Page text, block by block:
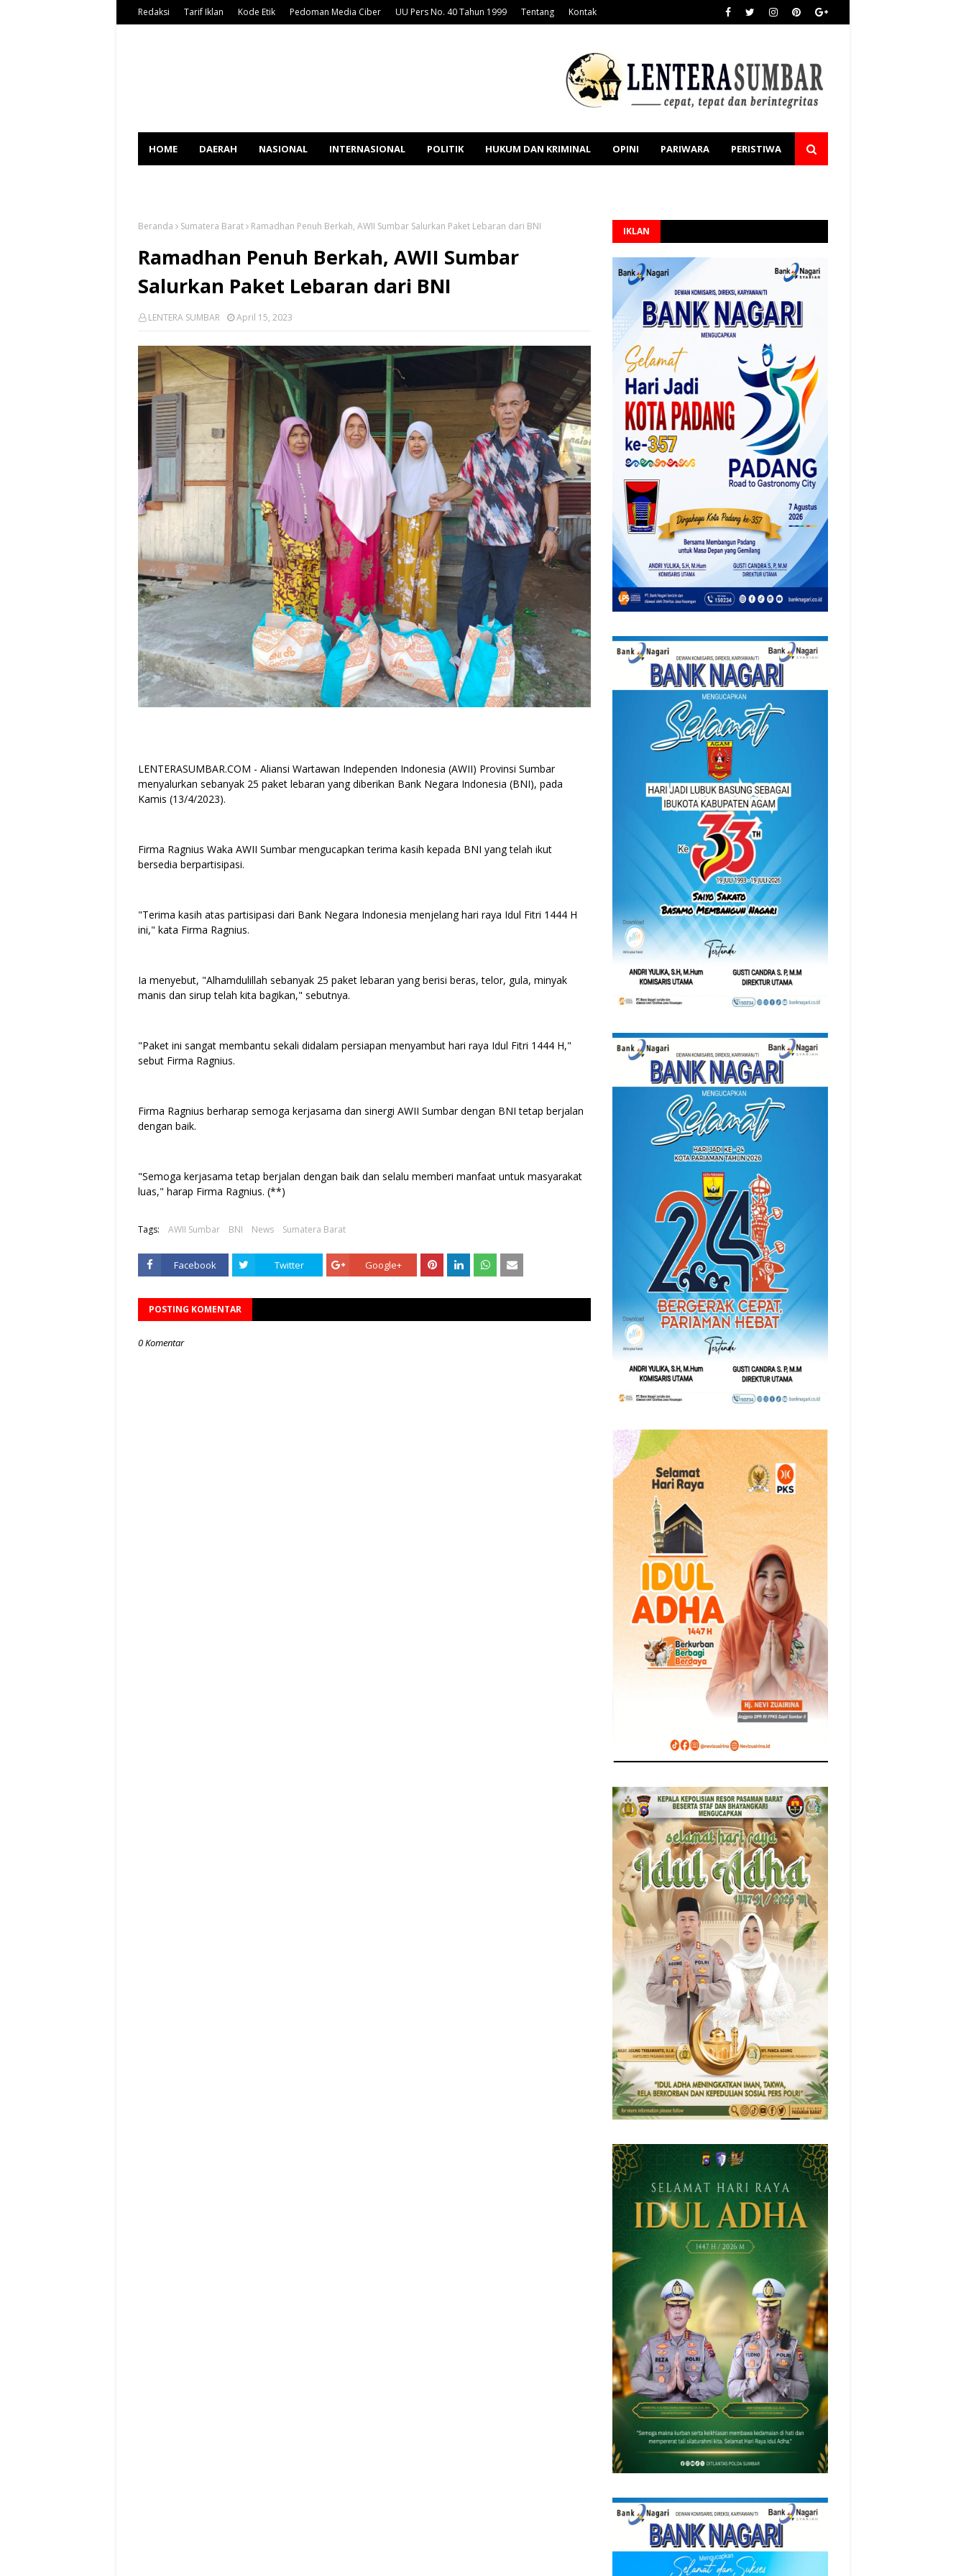
Redaksi Tarif Iklan Kode Etik Pedoman Media Ciber UU Pers No. 40 Tahun 1999 Tentang Kontak
HOME DAERAH NASIONAL INTERNASIONAL POLITIK HUKUM DAN KRIMINAL OPINI PARIWARA PERISTIWA
Beranda Sumatera Barat Ramadhan Penuh Berkah, AWII Sumbar Salurkan Paket Lebaran dari BNI
Ramadhan Penuh Berkah, AWII Sumbar
Salurkan Paket Lebaran dari BNI
LENTERA SUMBAR April 15, 2023
LENTERASUMBAR.COM - Aliansi Wartawan Independen Indonesia (AWII) Provinsi Sumbar
menyalurkan sebanyak 25 paket lebaran yang diberikan Bank Negara Indonesia (BNI), pada
Kamis (13/4/2023).
Firma Ragnius Waka AWII Sumbar mengucapkan terima kasih kepada BNI yang telah ikut
bersedia berpartisipasi.
"Terima kasih atas partisipasi dari Bank Negara Indonesia menjelang hari raya Idul Fitri 1444 H
ini," kata Firma Ragnius.
Ia menyebut, "Alhamdulillah sebanyak 25 paket lebaran yang berisi beras, telor, gula, minyak
manis dan sirup telah kita bagikan," sebutnya.
"Paket ini sangat membantu sekali didalam persiapan menyambut hari raya Idul Fitri 1444 H,"
sebut Firma Ragnius.
Firma Ragnius berharap semoga kerjasama dan sinergi AWII Sumbar dengan BNI tetap berjalan
dengan baik.
"Semoga kerjasama tetap berjalan dengan baik dan selalu memberi manfaat untuk masyarakat
luas," harap Firma Ragnius. (**)
Tags: AWII Sumbar BNI News Sumatera Barat
Facebook Twitter Google+
POSTING KOMENTAR
0 Komentar
IKLAN